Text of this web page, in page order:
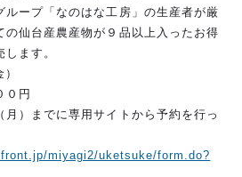
ループ「なのはな工房」の生産者が厳
の仙台産農産物が９品以上入ったお得
ます。
円
）までに専用サイトから予約を行っ
miyagi2/uketsuke/form.do?